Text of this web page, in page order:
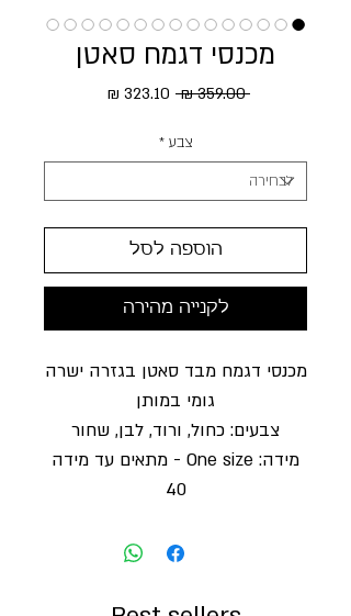
מכנסי דגמח סאטן
‏359.00 ‏₪ מחיר רגיל
צבע *
הוספה לסל
לקנייה מהירה
מכנסי דגמח מבד סאטן בגזרה ישרה
גומי במותן
צבעים: כחול, ורוד, לבן, שחור
מידה: One size - מתאים עד מידה
40